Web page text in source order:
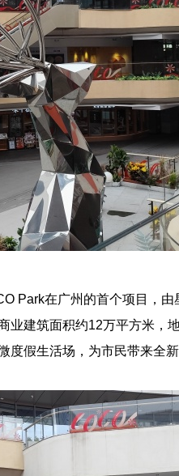
Park在广州的首个项目，
业建筑面积约12万平方米，
假生活场，为市民带来全